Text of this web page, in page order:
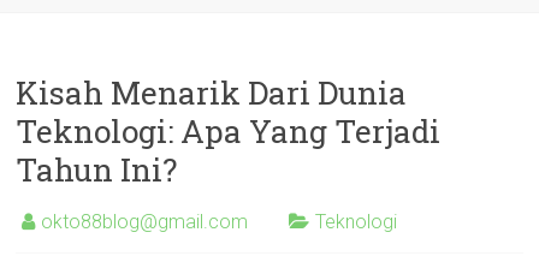
Kisah Menarik Dari Dunia
Teknologi: Apa Yang Terjadi
Tahun Ini?
okto88blog@gmail.com Teknologi